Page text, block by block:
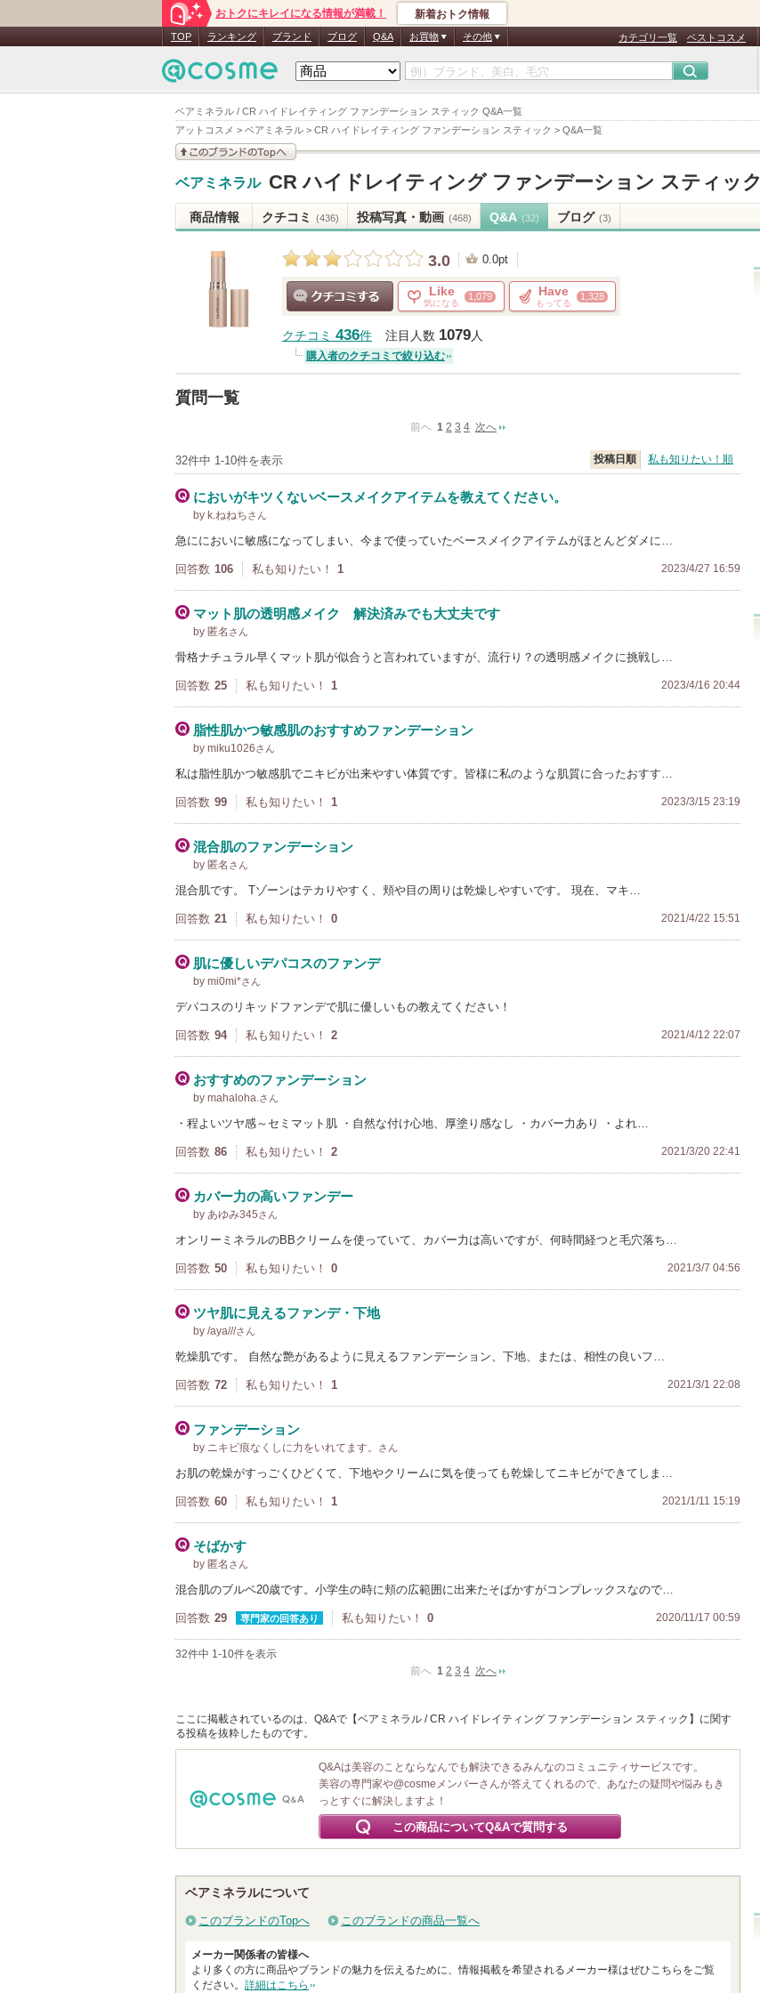
ベアミネラル / CR ハイドレイティング ファンデーション スティック Q&A一覧
アットコスメ > ベアミネラル > CR ハイドレイティング ファンデーション スティック > Q&A一覧
おトクにキレイになる情報が満載！ 新着おトク情報
TOP ランキング ブランド ブログ Q&A お買物 その他 カテゴリ一覧 ベストコスメ
ベアミネラル CR ハイドレイティング ファンデーション スティック
商品情報 クチコミ (436) 投稿写真・動画 (468) Q&A (32) ブログ (3)
3.0 0.0pt
Like
気になる
1,079 Have
もってる
1,328
クチコミ 436件 注目人数 1079人
購入者のクチコミで絞り込む
質問一覧
前へ 1 2 3 4 次へ
32件中 1-10件を表示 投稿日順 私も知りたい！順
においがキツくないベースメイクアイテムを教えてください。
by k.ねねちさん
急ににおいに敏感になってしまい、今まで使っていたベースメイクアイテムがほとんどダメに…
回答数 106 私も知りたい！ 1 2023/4/27 16:59
マット肌の透明感メイク 解決済みでも大丈夫です
by 匿名 さん
骨格ナチュラル早くマット肌が似合うと言われていますが、流行り？の透明感メイクに挑戦し…
回答数 25 私も知りたい！ 1 2023/4/16 20:44
脂性肌かつ敏感肌のおすすめファンデーション
by miku1026さん
私は脂性肌かつ敏感肌でニキビが出来やすい体質です。皆様に私のような肌質に合ったおすす…
回答数 99 私も知りたい！ 1 2023/3/15 23:19
混合肌のファンデーション
by 匿名 さん
混合肌です。 Tゾーンはテカりやすく、頬や目の周りは乾燥しやすいです。 現在、マキ…
回答数 21 私も知りたい！ 0 2021/4/22 15:51
肌に優しいデパコスのファンデ
by mi0mi*さん
デパコスのリキッドファンデで肌に優しいもの教えてください！
回答数 94 私も知りたい！ 2 2021/4/12 22:07
おすすめのファンデーション
by mahaloha.さん
・程よいツヤ感～セミマット肌 ・自然な付け心地、厚塗り感なし ・カバー力あり ・よれ…
回答数 86 私も知りたい！ 2 2021/3/20 22:41
カバー力の高いファンデー
by あゆみ345さん
オンリーミネラルのBBクリームを使っていて、カバー力は高いですが、何時間経つと毛穴落ち…
回答数 50 私も知りたい！ 0 2021/3/7 04:56
ツヤ肌に見えるファンデ・下地
by /aya///さん
乾燥肌です。 自然な艶があるように見えるファンデーション、下地、または、相性の良いフ…
回答数 72 私も知りたい！ 1 2021/3/1 22:08
ファンデーション
by ニキビ痕なくしに力をいれてます。 さん
お肌の乾燥がすっごくひどくて、下地やクリームに気を使っても乾燥してニキビができてしま…
回答数 60 私も知りたい！ 1 2021/1/11 15:19
そばかす
by 匿名 さん
混合肌のブルベ20歳です。小学生の時に頬の広範囲に出来たそばかすがコンプレックスなので…
回答数 29 専門家の回答あり 私も知りたい！ 0 2020/11/17 00:59
32件中 1-10件を表示
前へ 1 2 3 4 次へ
ここに掲載されているのは、Q&Aで【ベアミネラル / CR ハイドレイティング ファンデーション スティック】に関す
る投稿を抜粋したものです。
Q&Aは美容のことならなんでも解決できるみんなのコミュニティサービスです。
美容の専門家や@cosmeメンバーさんが答えてくれるので、あなたの疑問や悩みもき
っとすぐに解決しますよ！
この商品についてQ&Aで質問する
ベアミネラルについて
このブランドのTopへ このブランドの商品一覧へ
メーカー関係者の皆様へ
より多くの方に商品やブランドの魅力を伝えるために、情報掲載を希望されるメーカー様はぜひこちらをご覧
ください。 詳細はこちら